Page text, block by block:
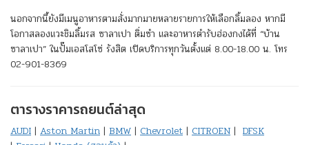
นอกจากนี้ยังมีเมนูอาหารตามสั่งมากมายหลายรายการให้เลือกลิ้มลอง หากมี
โอกาสลองแวะชิมลิ้มรส ซาลาเปา ติ่มซำ และอาหารตำรับฮ่องกงได้ที่ “บ้าน
ซาลาเปา” ในปั๊มเอสโสโซ่ รังสิต เปิดบริการทุกวันตั้งแต่ 8.00-18.00 น. โทร
02-901-8369
ตารางราคารถยนต์ล่าสุด
AUDI | Aston Martin | BMW | Chevrolet | CITROEN | DFSK